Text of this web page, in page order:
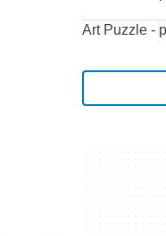
Art Puzzle -